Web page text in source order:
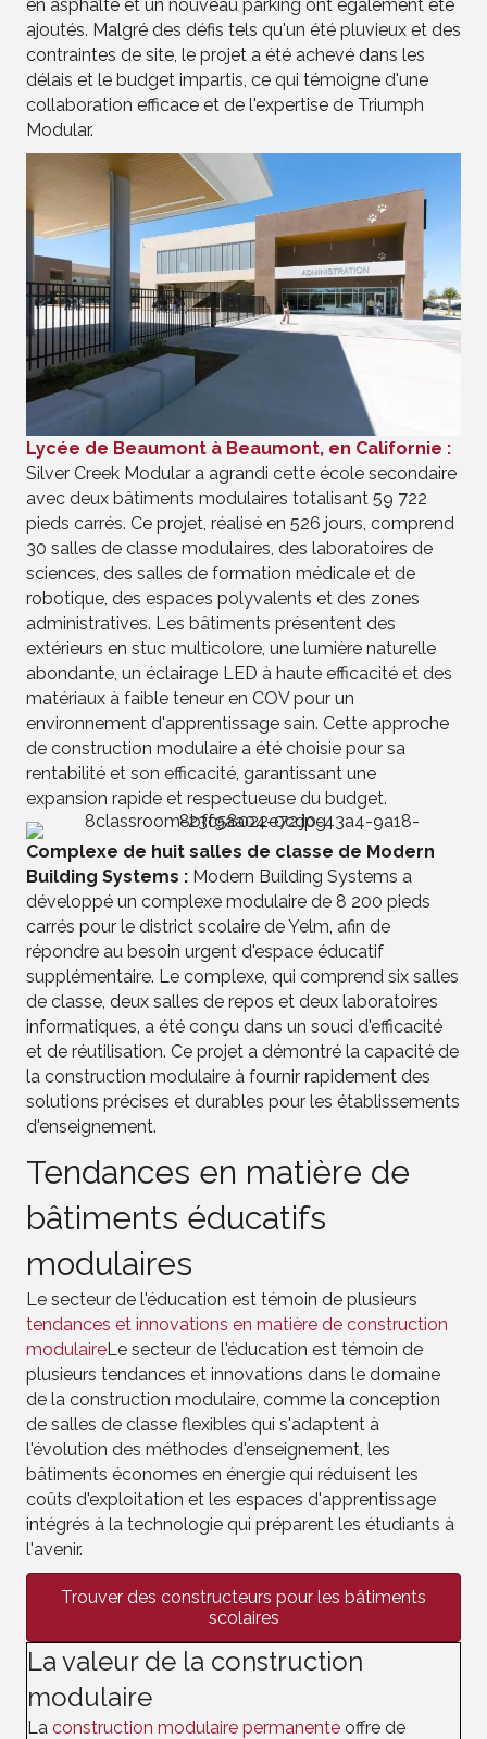
en asphalte et un nouveau parking ont également été
ajoutés. Malgré des défis tels qu'un été pluvieux et des
contraintes de site, le projet a été achevé dans les
délais et le budget impartis, ce qui témoigne d'une
collaboration efficace et de l'expertise de Triumph
Modular.
Lycée de Beaumont à Beaumont, en Californie :
Silver Creek Modular a agrandi cette école secondaire
avec deux bâtiments modulaires totalisant 59 722
pieds carrés. Ce projet, réalisé en 526 jours, comprend
30 salles de classe modulaires, des laboratoires de
sciences, des salles de formation médicale et de
robotique, des espaces polyvalents et des zones
administratives. Les bâtiments présentent des
extérieurs en stuc multicolore, une lumière naturelle
abondante, un éclairage LED à haute efficacité et des
matériaux à faible teneur en COV pour un
environnement d'apprentissage sain. Cette approche
de construction modulaire a été choisie pour sa
rentabilité et son efficacité, garantissant une
expansion rapide et respectueuse du budget.
Complexe de huit salles de classe de Modern
Building Systems : Modern Building Systems a
développé un complexe modulaire de 8 200 pieds
carrés pour le district scolaire de Yelm, afin de
répondre au besoin urgent d'espace éducatif
supplémentaire. Le complexe, qui comprend six salles
de classe, deux salles de repos et deux laboratoires
informatiques, a été conçu dans un souci d'efficacité
et de réutilisation. Ce projet a démontré la capacité de
la construction modulaire à fournir rapidement des
solutions précises et durables pour les établissements
d'enseignement.
Tendances en matière de
bâtiments éducatifs
modulaires
Le secteur de l'éducation est témoin de plusieurs
tendances et innovations en matière de construction
modulaireLe secteur de l'éducation est témoin de
plusieurs tendances et innovations dans le domaine
de la construction modulaire, comme la conception
de salles de classe flexibles qui s'adaptent à
l'évolution des méthodes d'enseignement, les
bâtiments économes en énergie qui réduisent les
coûts d'exploitation et les espaces d'apprentissage
intégrés à la technologie qui préparent les étudiants à
l'avenir.
Trouver des constructeurs pour les bâtiments
scolaires
La valeur de la construction
modulaire
La construction modulaire permanente offre de